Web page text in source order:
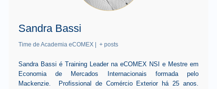
Sandra Bassi
Time de Academia eCOMEX + posts
Sandra Bassi é Training Leader na eCOMEX NSI e Mestre em
Economia de Mercados Internacionais formada pelo
Mackenzie. Profissional de Comércio Exterior há 25 anos.